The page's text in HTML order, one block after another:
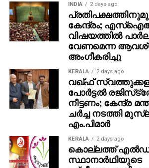
INDIA 2 days ago
കേന്ദ്രം;
വിഷയത്തിൽ
വേണമെന്ന
അംഗീകരിച്ചു
KERALA 2 days ago
വഖ്ഫ്
പോര്‍ട്ടല്‍
നീട്ടണം; കേന്ദ്ര
ചര്‍ച്ച നടത്തി
എം.പിമാര്‍
KERALA 2 days ago
കൊല്ലത്ത്
സ്ഥാനാര്‍ഥിയുടെ